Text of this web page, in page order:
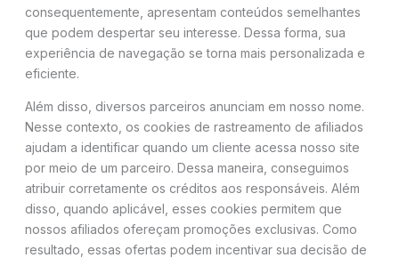
consequentemente, apresentam conteúdos semelhantes
que podem despertar seu interesse. Dessa forma, sua
experiência de navegação se torna mais personalizada e
eficiente.
Além disso, diversos parceiros anunciam em nosso nome.
Nesse contexto, os cookies de rastreamento de afiliados
ajudam a identificar quando um cliente acessa nosso site
por meio de um parceiro. Dessa maneira, conseguimos
atribuir corretamente os créditos aos responsáveis. Além
disso, quando aplicável, esses cookies permitem que
nossos afiliados ofereçam promoções exclusivas. Como
resultado, essas ofertas podem incentivar sua decisão de